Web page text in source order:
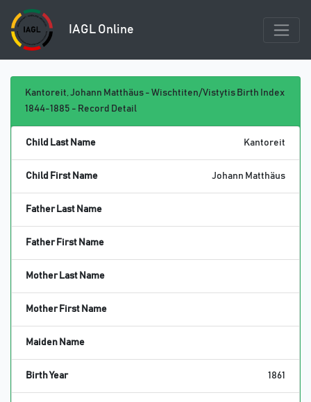
IAGL Online
Kantoreit, Johann Matthäus - Wischtiten/Vistytis Birth Index
1844-1885 - Record Detail
Child Last Name Kantoreit
Child First Name Johann Matthäus
Father Last Name
Father First Name
Mother Last Name
Mother First Name
Maiden Name
Birth Year 1861